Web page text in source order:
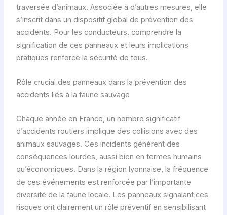
traversée d’animaux. Associée à d’autres mesures, elle
s’inscrit dans un dispositif global de prévention des
accidents. Pour les conducteurs, comprendre la
signification de ces panneaux et leurs implications
pratiques renforce la sécurité de tous.
Rôle crucial des panneaux dans la prévention des
accidents liés à la faune sauvage
Chaque année en France, un nombre significatif
d’accidents routiers implique des collisions avec des
animaux sauvages. Ces incidents génèrent des
conséquences lourdes, aussi bien en termes humains
qu’économiques. Dans la région lyonnaise, la fréquence
de ces événements est renforcée par l’importante
diversité de la faune locale. Les panneaux signalant ces
risques ont clairement un rôle préventif en sensibilisant